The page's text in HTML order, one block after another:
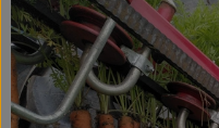
Drogerie
So geht's